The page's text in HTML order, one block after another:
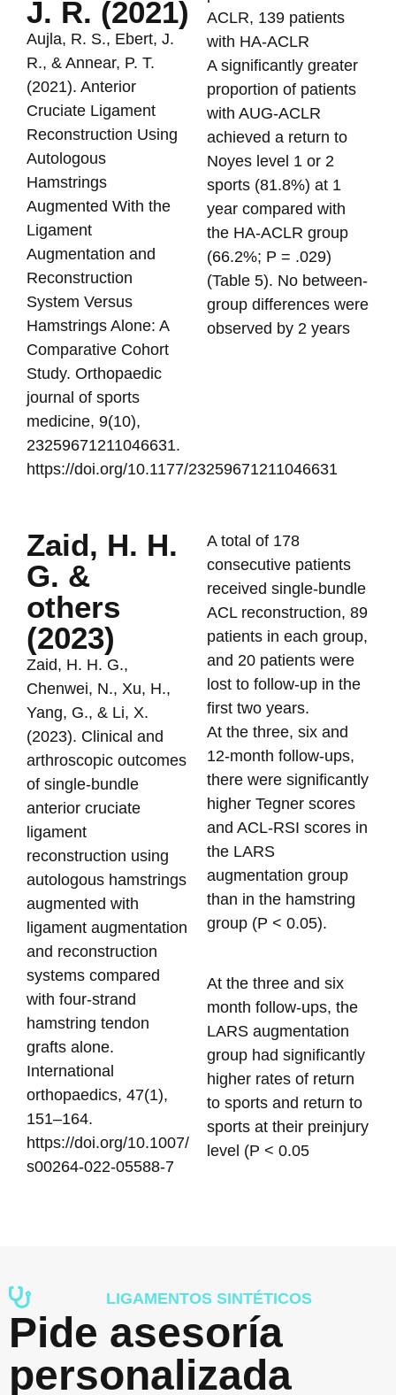
J. R. (2021)
Aujla, R. S., Ebert, J.
R., & Annear, P. T.
(2021). Anterior
Cruciate Ligament
Reconstruction Using
Autologous
Hamstrings
Augmented With the
Ligament
Augmentation and
Reconstruction
System Versus
Hamstrings Alone: A
Comparative Cohort
Study. Orthopaedic
journal of sports
medicine, 9(10),
23259671211046631.
https://doi.org/10.1177/23259671211046631
ACLR, 139 patients
with HA-ACLR
A significantly greater
proportion of patients
with AUG-ACLR
achieved a return to
Noyes level 1 or 2
sports (81.8%) at 1
year compared with
the HA-ACLR group
(66.2%; P = .029)
(Table 5). No between-
group differences were
observed by 2 years
Zaid, H. H.
G. &
others
(2023)
Zaid, H. H. G.,
Chenwei, N., Xu, H.,
Yang, G., & Li, X.
(2023). Clinical and
arthroscopic outcomes
of single-bundle
anterior cruciate
ligament
reconstruction using
autologous hamstrings
augmented with
ligament augmentation
and reconstruction
systems compared
with four-strand
hamstring tendon
grafts alone.
International
orthopaedics, 47(1),
151–164.
https://doi.org/10.1007/
s00264-022-05588-7
A total of 178
consecutive patients
received single-bundle
ACL reconstruction, 89
patients in each group,
and 20 patients were
lost to follow-up in the
first two years.
At the three, six and
12-month follow-ups,
there were significantly
higher Tegner scores
and ACL-RSI scores in
the LARS
augmentation group
than in the hamstring
group (P < 0.05).
At the three and six
month follow-ups, the
LARS augmentation
group had significantly
higher rates of return
to sports and return to
sports at their preinjury
level (P < 0.05
LIGAMENTOS SINTÉTICOS
Pide asesoría
personalizada